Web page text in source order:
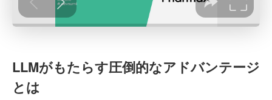
LLMがもたらす圧倒的なアドバンテージ
とは